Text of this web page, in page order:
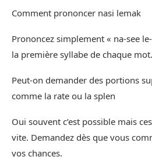
Comment prononcer nasi lemak
Prononcez simplement « na-see
la première syllabe de chaque mot.
Peut-on demander des portions
comme la rate ou la splen
Oui souvent c’est possible mais
vite. Demandez dès que vous
vos chances.